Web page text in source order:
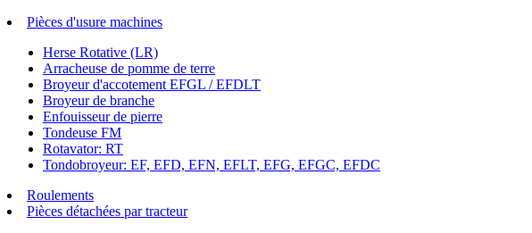
Pièces d'usure machines
Herse Rotative (LR)
Arracheuse de pomme de terre
Broyeur d'accotement EFGL / EFDLT
Broyeur de branche
Enfouisseur de pierre
Tondeuse FM
Rotavator: RT
Tondobroyeur: EF, EFD, EFN, EFLT, EFG, EFGC, EFDC
Roulements
Pièces détachées par tracteur